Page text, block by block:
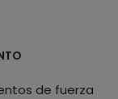
de fuerza